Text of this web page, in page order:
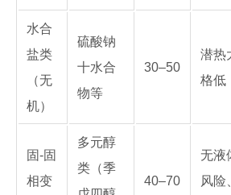
水合
盐类
（无
机）
硫酸钠
十水合
物等
30–50
潜热
格低
固-固
相变
多元醇
类（季
40–70
无液
风险